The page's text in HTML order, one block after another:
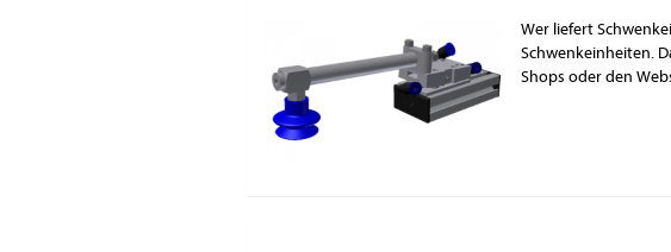
Wer liefert
Schwenkeinheiten.
Shops oder den